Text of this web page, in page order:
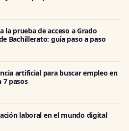
la prueba de acceso a Grado
Bachillerato: guía paso a paso
artificial para buscar empleo en
7 pasos
laboral en el mundo digital